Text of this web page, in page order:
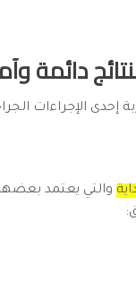
دائمة
الإجراءات
والتي يعتمد